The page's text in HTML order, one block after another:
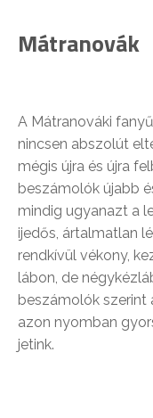
Mátranovák
A Mátranováki
nincsen abszolút
mégis újra és újra
beszámolók újabb
mindig ugyanazt a
ijedős, ártalmatlan
rendkívül vékony,
lábon, de
beszámolók szerint
azon nyomban
jetink.